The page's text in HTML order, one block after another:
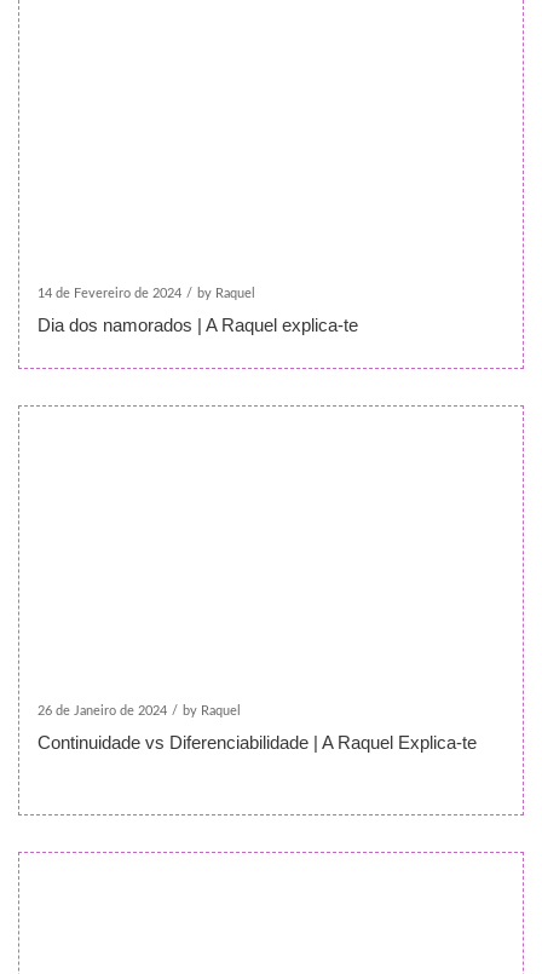
14 de Fevereiro de 2024 / by Raquel
Dia dos namorados | A Raquel explica-te
26 de Janeiro de 2024 / by Raquel
Continuidade vs Diferenciabilidade | A Raquel Explica-te